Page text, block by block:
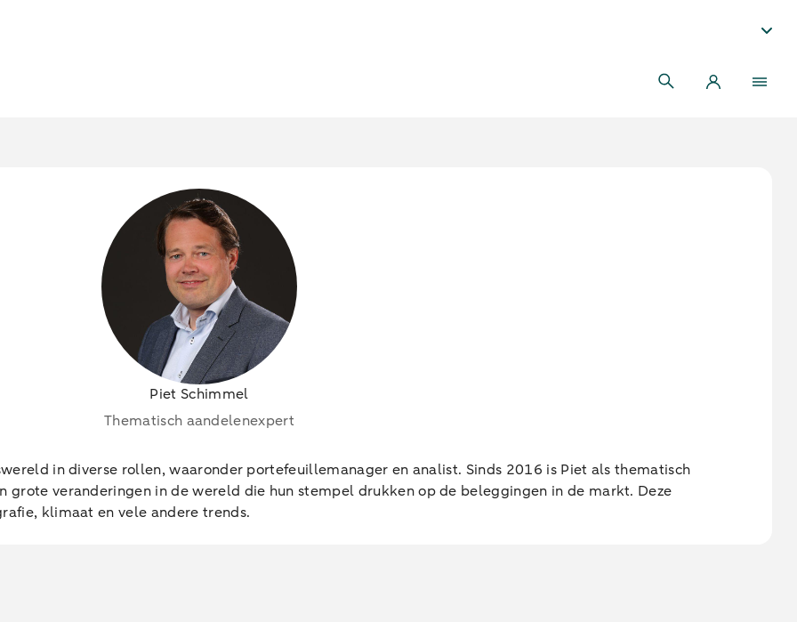
Piet Schimmel
Thematisch aandelenexpert
in diverse rollen, waaronder portefeuillemanager en analist. Sinds 2016 is Piet als thematisch
grote veranderingen in de wereld die hun stempel drukken op de beleggingen in de markt. Deze
klimaat en vele andere trends.